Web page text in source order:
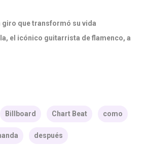
giro que transformó su vida
el icónico guitarrista de flamenco, a
Billboard Chart Beat como
después